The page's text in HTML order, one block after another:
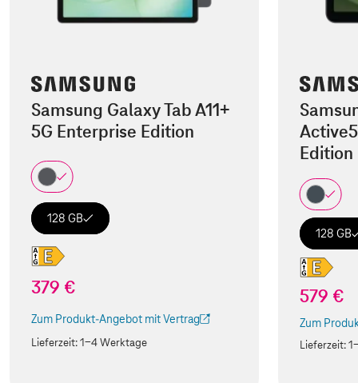
Samsung Galaxy Tab A11+
5G Enterprise Edition
128 GB
379 €
Zum Produkt-Angebot mit Vertrag
(Der Link wird in einem neuen Tab geöffnet)
Lieferzeit:1-4 Werktage
Edition
128 GB
579 €
Zum
(Der Link
Lieferzeit: